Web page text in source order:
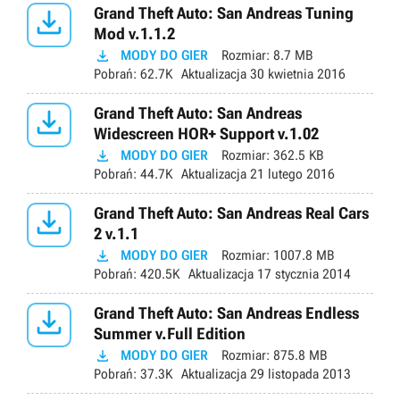

Grand Theft Auto: San Andreas Tuning
Mod v.1.1.2
 MODY DO GIER Rozmiar: 8.7 MB
Pobrań: 62.7K Aktualizacja 30 kwietnia 2016

Grand Theft Auto: San Andreas
Widescreen HOR+ Support v.1.02
 MODY DO GIER Rozmiar: 362.5 KB
Pobrań: 44.7K Aktualizacja 21 lutego 2016

Grand Theft Auto: San Andreas Real Cars
2 v.1.1
 MODY DO GIER Rozmiar: 1007.8 MB
Pobrań: 420.5K Aktualizacja 17 stycznia 2014

Grand Theft Auto: San Andreas Endless
Summer v.Full Edition
 MODY DO GIER Rozmiar: 875.8 MB
Pobrań: 37.3K Aktualizacja 29 listopada 2013